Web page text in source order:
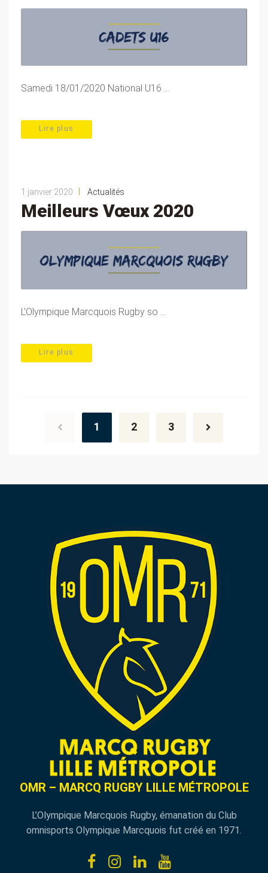
Samedi 18/01/2020 National U16 ...
Lire plus
1 janvier 2020 Actualités
Meilleurs Vœux 2020
L’Olympique Marcquois Rugby so ...
Lire plus
1 2 3
OMR – MARCQ RUGBY LILLE MÉTROPOLE
L’Olympique Marcquois Rugby, émanation du Club
omnisports Olympique Marcquois fut créé en 1971.